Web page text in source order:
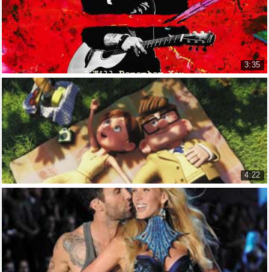
7.210 lượt xem
3:35
I Will Remember You - Ed Sheeran (Lyrics &...
Tôi Sẽ Nhớ Về Bạn
2.641 lượt xem
4:22
Right here waiting for you
Richard marx
21.579 lượt xem